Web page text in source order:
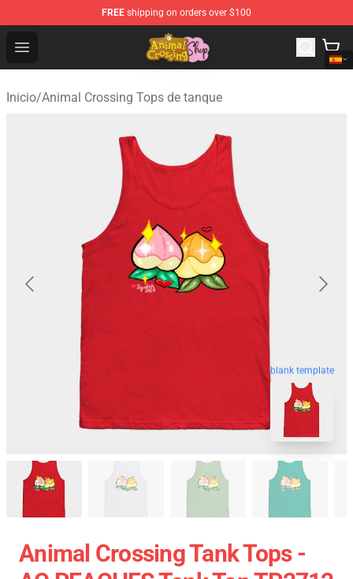
FREE shipping on orders over $100
Open menu
Animal Crossing Shop - Official Animal Crossing
Inicio/Animal Crossing Tops de tanque
blank template
Animal Crossing Tank Tops -